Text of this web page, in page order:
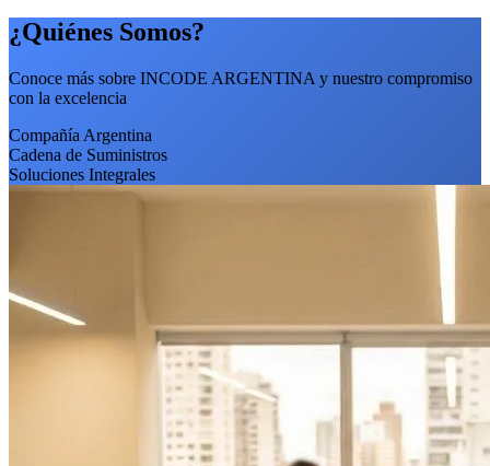
¿Quiénes Somos?
Conoce más sobre INCODE ARGENTINA y nuestro compromiso
con la excelencia
Compañía Argentina
Cadena de Suministros
Soluciones Integrales